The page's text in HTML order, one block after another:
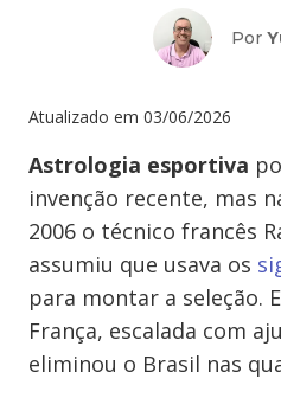
Por
Atualizado em 03/06/2026
Astrologia esportiva
invenção recente, mas
2006 o técnico francês
assumiu que usava os
para montar a seleção.
França, escalada com
eliminou o Brasil nas